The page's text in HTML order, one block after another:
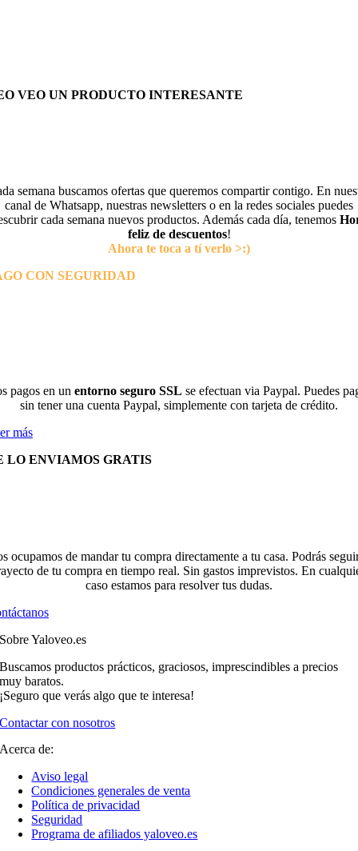
VEO UN PRODUCTO INTERESANTE
semana buscamos ofertas que queremos compartir contigo. En
canal de Whatsapp, nuestras newsletters o en la redes sociales puedes
cada semana nuevos productos. Además cada día, tenemos
feliz de descuentos!
Ahora te toca a tí verlo >:)
CON SEGURIDAD
pagos en un entorno seguro SSL se efectuan via Paypal. Puedes
sin tener una cuenta Paypal, simplemente con tarjeta de crédito.
más
LO ENVIAMOS GRATIS
ocupamos de mandar tu compra directamente a tu casa. Podrás
de tu compra en tiempo real. Sin gastos imprevistos. En
caso estamos para resolver tus dudas.
Sobre Yaloveo.es
Buscamos productos prácticos, graciosos, imprescindibles a precios
muy baratos.
¡Seguro que verás algo que te interesa!
Contactar con nosotros
Acerca de:
Aviso legal
Condiciones generales de venta
Política de privacidad
Seguridad
Programa de afiliados yaloveo.es